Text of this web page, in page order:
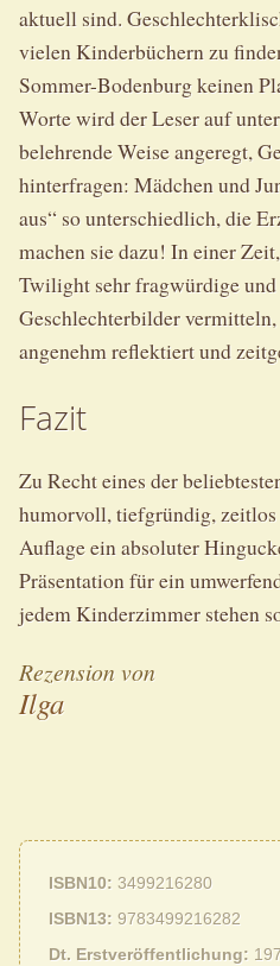
aktuell sind.
vielen Kinderbüchern zu
Sommer-Bodenburg keinen
Worte wird der Leser auf
belehrende Weise angeregt,
hinterfragen: Mädchen und
aus“ so unterschiedlich, die
machen sie dazu! In einer
Twilight sehr fragwürdige
Geschlechterbilder
angenehm reflektiert und
Fazit
Zu Recht eines der
humorvoll, tiefgründig,
Auflage ein absoluter
Präsentation für ein
jedem Kinderzimmer stehen
Rezension von
Ilga
ISBN10
3499216280
ISBN13 9783499216282
Dt. Erstveröffentlichung